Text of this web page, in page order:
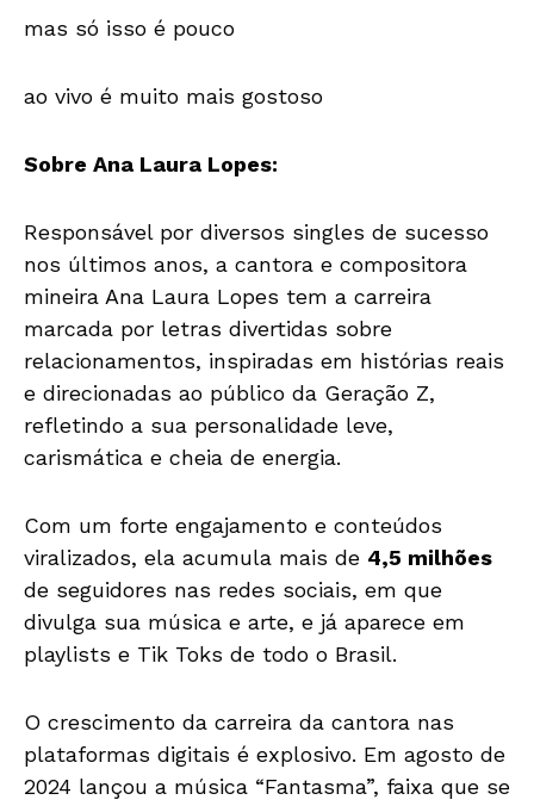
mas só isso é pouco
ao vivo é muito mais gostoso
Sobre Ana Laura Lopes:
Responsável por diversos singles de sucesso
nos últimos anos, a cantora e compositora
mineira Ana Laura Lopes tem a carreira
marcada por letras divertidas sobre
relacionamentos, inspiradas em histórias reais
e direcionadas ao público da Geração Z,
refletindo a sua personalidade leve,
carismática e cheia de energia.
Com um forte engajamento e conteúdos
viralizados, ela acumula mais de 4,5 milhões
de seguidores nas redes sociais, em que
divulga sua música e arte, e já aparece em
playlists e Tik Toks de todo o Brasil.
O crescimento da carreira da cantora nas
plataformas digitais é explosivo. Em agosto de
2024 lançou a música “Fantasma”, faixa que se